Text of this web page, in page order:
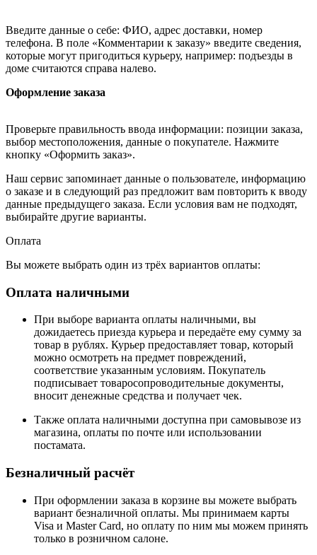
Введите данные о себе: ФИО, адрес доставки, номер
телефона. В поле «Комментарии к заказу» введите сведения,
которые могут пригодиться курьеру, например: подъезды в
доме считаются справа налево.
Оформление заказа
Проверьте правильность ввода информации: позиции заказа,
выбор местоположения, данные о покупателе. Нажмите
кнопку «Оформить заказ».
Наш сервис запоминает данные о пользователе, информацию
о заказе и в следующий раз предложит вам повторить к вводу
данные предыдущего заказа. Если условия вам не подходят,
выбирайте другие варианты.
Оплата
Вы можете выбрать один из трёх вариантов оплаты:
Оплата наличными
При выборе варианта оплаты наличными, вы
дожидаетесь приезда курьера и передаёте ему сумму за
товар в рублях. Курьер предоставляет товар, который
можно осмотреть на предмет повреждений,
соответствие указанным условиям. Покупатель
подписывает товаросопроводительные документы,
вносит денежные средства и получает чек.
Также оплата наличными доступна при самовывозе из
магазина, оплаты по почте или использовании
постамата.
Безналичный расчёт
При оформлении заказа в корзине вы можете выбрать
вариант безналичной оплаты. Мы принимаем карты
Visa и Master Card, но оплату по ним мы можем принять
только в розничном салоне.